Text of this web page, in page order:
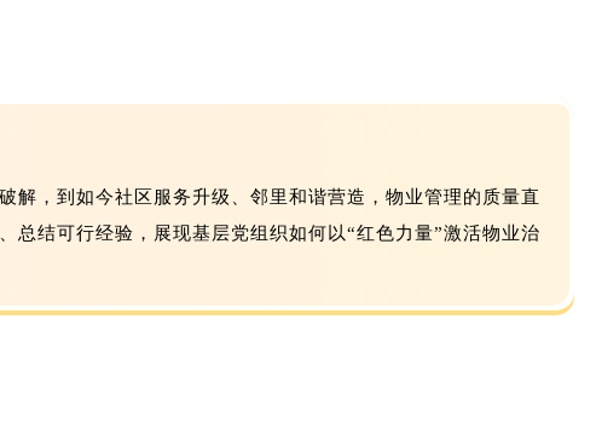
解，到如今社区服务升级、邻里和谐营造，物业管理的质量直
总结可行经验，展现基层党组织如何以“红色力量”激活物业治